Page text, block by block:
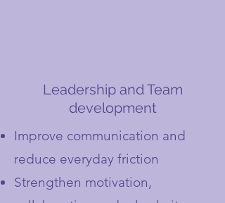
Leadership and Team
development
Improve communication and
reduce everyday friction
Strengthen motivation,